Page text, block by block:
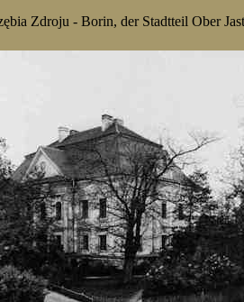
Zdroju - Borin, der Stadtteil Ober